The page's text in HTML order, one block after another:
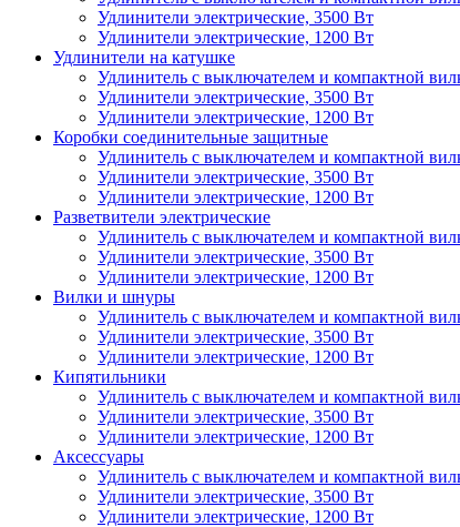
Удлинители электрические, 3500 Вт
Удлинители электрические, 1200 Вт
Удлинители на катушке
Удлинитель с выключателем и
Удлинители электрические, 3500 Вт
Удлинители электрические, 1200 Вт
Коробки соединительные защитные
Удлинитель с выключателем и
Удлинители электрические, 3500 Вт
Удлинители электрические, 1200 Вт
Разветвители электрические
Удлинитель с выключателем и
Удлинители электрические, 3500 Вт
Удлинители электрические, 1200 Вт
Вилки и шнуры
Удлинитель с выключателем и
Удлинители электрические, 3500 Вт
Удлинители электрические, 1200 Вт
Кипятильники
Удлинитель с выключателем и
Удлинители электрические, 3500 Вт
Удлинители электрические, 1200 Вт
Аксессуары
Удлинитель с выключателем и
Удлинители электрические, 3500 Вт
Удлинители электрические, 1200 Вт